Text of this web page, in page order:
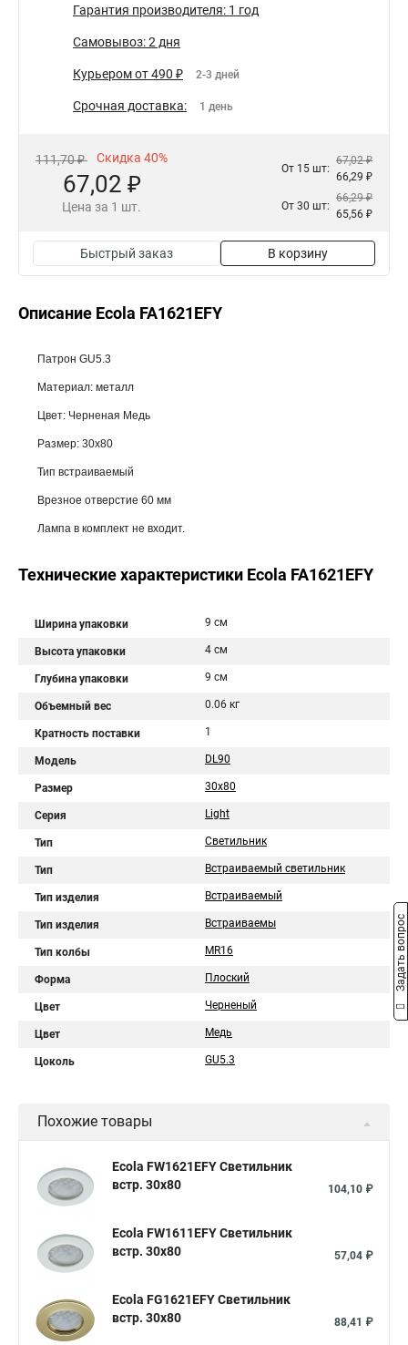
Гарантия производителя: 1 год
Самовывоз: 2 дня
Курьером от 490 ₽ 2-3 дней
Срочная доставка: 1 день
111,70 ₽ Скидка 40%
67,02 ₽
Цена за 1 шт.
От 15 шт:
67,02 ₽
66,29 ₽
От 30 шт:
66,29 ₽
65,56 ₽
Быстрый заказ В корзину
Описание Ecola FA1621EFY
Патрон GU5.3
Материал: металл
Цвет: Черненая Медь
Размер: 30x80
Тип встраиваемый
Врезное отверстие 60 мм
Лампа в комплект не входит.
Технические характеристики Ecola FA1621EFY
Ширина упаковки 9 см
Высота упаковки 4 см
Глубина упаковки 9 см
Объемный вес 0.06 кг
Кратность поставки 1
Модель DL90
Размер 30x80
Серия Light
Тип Светильник
Тип Встраиваемый светильник
Тип изделия Встраиваемый
Тип изделия Встраиваемы
Тип колбы MR16
Форма Плоский
Цвет Черненый
Цвет Медь
Цоколь GU5.3
Похожие товары
Ecola FW1621EFY Светильник
встр. 30x80
104,10 ₽
Ecola FW1611EFY Светильник
встр. 30x80
57,04 ₽
Ecola FG1621EFY Светильник
встр. 30x80
88,41 ₽
Задать вопрос